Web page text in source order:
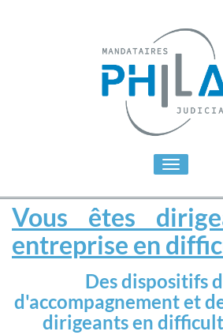
Toggle
Vous êtes
entreprise en
Des dispositifs
d'accompagnement et
dirigeants en